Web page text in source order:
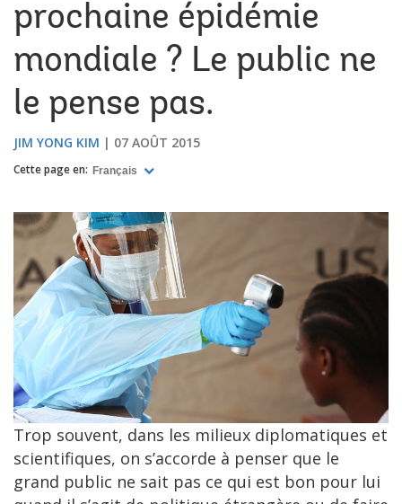
prochaine épidémie
mondiale ? Le public ne
le pense pas.
JIM YONG KIM 07 AOÛT 2015
Cette page en: Français
Trop souvent, dans les milieux diplomatiques et
scientifiques, on s’accorde à penser que le
grand public ne sait pas ce qui est bon pour lui